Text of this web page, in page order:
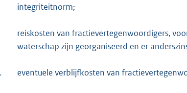
integriteitnorm;
reiskosten van fractievertegenwoordigers,
waterschap zijn georganiseerd en er
eventuele verblijfkosten van